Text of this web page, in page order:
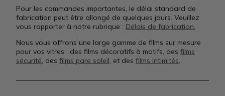
Pour les commandes importantes, le délai standard de
fabrication peut être allongé de quelques jours. Veuillez
vous rapporter à notre rubrique : Délais de fabrication.
Nous vous offrons une large gamme de films sur mesure
pour vos vitres : des films décoratifs à motifs, des films
sécurité, des films pare soleil, et des films intimités.